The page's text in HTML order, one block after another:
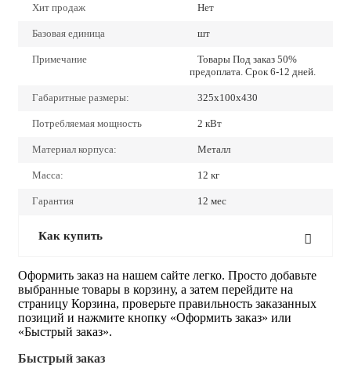
Хит продаж Нет
Базовая единица шт
Примечание
Товары Под заказ 50%
предоплата. Срок 6-12 дней.
Габаритные размеры: 325x100x430
Потребляемая мощность 2 кВт
Материал корпуса: Металл
Масса: 12 кг
Гарантия 12 мес
Как купить
Оформить заказ на нашем сайте легко. Просто добавьте
выбранные товары в корзину, а затем перейдите на
страницу Корзина, проверьте правильность заказанных
позиций и нажмите кнопку «Оформить заказ» или
«Быстрый заказ».
Быстрый заказ